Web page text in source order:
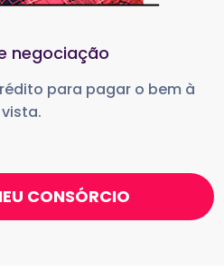
negociação
para pagar o bem à
vista.
CONSÓRCIO